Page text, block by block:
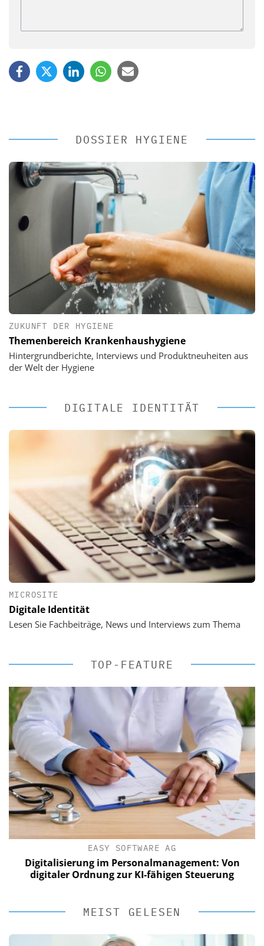
DOSSIER HYGIENE
ZUKUNFT DER HYGIENE
Themenbereich Krankenhaushygiene
Hintergrundberichte, Interviews und Produktneuheiten aus
der Welt der Hygiene
DIGITALE IDENTITÄT
MICROSITE
Digitale Identität
Lesen Sie Fachbeiträge, News und Interviews zum Thema
TOP-FEATURE
EASY SOFTWARE AG
Digitalisierung im Personalmanagement: Von
digitaler Ordnung zur KI-fähigen Steuerung
MEIST GELESEN